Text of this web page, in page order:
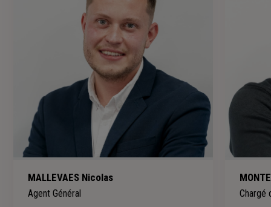
MALLEVAES Nicolas
Agent Général Chargé